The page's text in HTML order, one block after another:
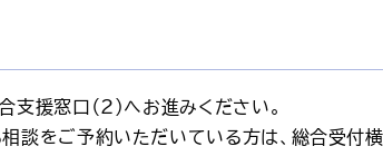
援窓口（2）へお進みください。
談をご予約いただいている方は、総合受付